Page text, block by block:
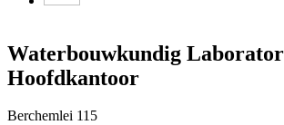
Waterbouwkundig
Hoofdkantoor
Berchemlei 115